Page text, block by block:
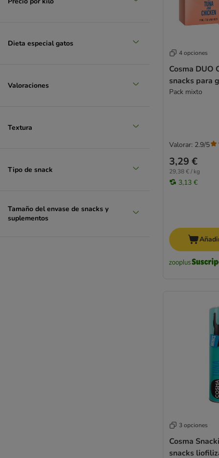
Dieta especial gatos
Valoraciones
Textura
Tipo de snack
Tamaño del envase de snacks y
suplementos
4 opciones
Cosma DUO
snacks para
Pack mixto
3,29 €
29,38 € / kg
3,13 €
Valorar: 2.9/5
3 opciones
Cosma
snacks